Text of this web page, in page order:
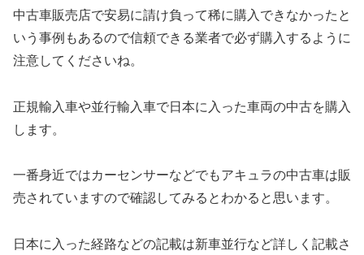
中古車販売店で安易に請け負って稀に購入できなかったと
いう事例もあるので信頼できる業者で必ず購入するように
注意してくださいね。
正規輸入車や並行輸入車で日本に入った車両の中古を購入
します。
一番身近ではカーセンサーなどでもアキュラの中古車は販
売されていますので確認してみるとわかると思います。
日本に入った経路などの記載は新車並行など詳しく記載さ